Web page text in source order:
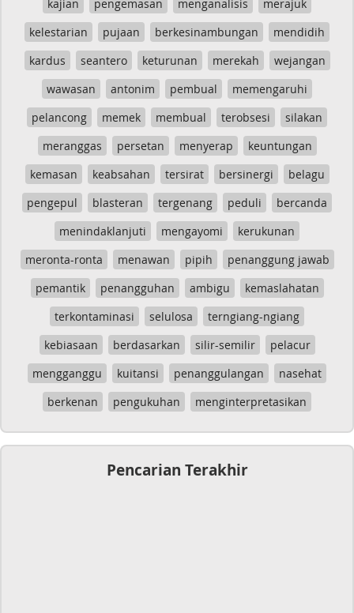
kajian pengemasan menganalisis
merajuk
kelestarian
pujaan berkesinambungan
mendidih
kardus
seantero keturunan merekah
wejangan
wawasan
antonim pembual
memengaruhi
pelancong
memek membual terobsesi
silakan
meranggas
persetan menyerap
keuntungan
kemasan
keabsahan tersirat bersinergi
belagu
pengepul
blasteran tergenang peduli
bercanda
menindaklanjuti
mengayomi
kerukunan
meronta-ronta
menawan pipih
penanggung jawab
pemantik
penangguhan ambigu
kemaslahatan
terkontaminasi
selulosa
terngiang-ngiang
kebiasaan
berdasarkan silir-semilir
pelacur
mengganggu
kuitansi penanggulangan
nasehat
berkenan
pengukuhan menginterpretasikan
Pencarian Terakhir